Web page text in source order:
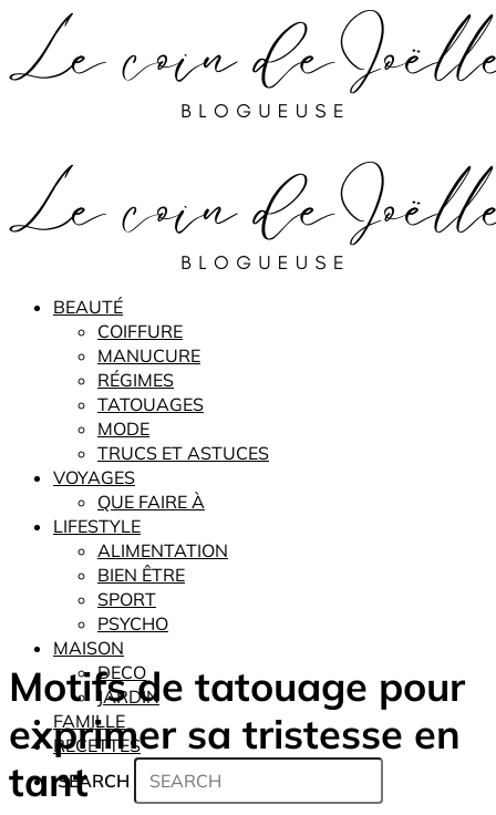
BEAUTÉ
COIFFURE
MANUCURE
RÉGIMES
TATOUAGES
MODE
TRUCS ET ASTUCES
VOYAGES
QUE FAIRE À
LIFESTYLE
ALIMENTATION
BIEN ÊTRE
SPORT
PSYCHO
MAISON
DECO
JARDIN
FAMILLE
RECETTES
SEARCH
Motifs de tatouage pour
exprimer sa tristesse en
tant